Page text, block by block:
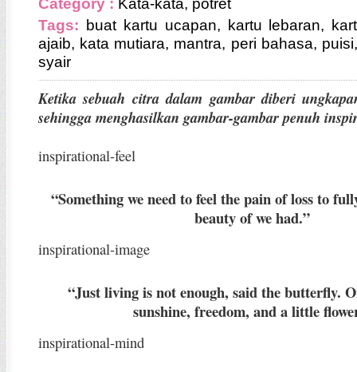
Category : Kata-kata, potret
Tags:
buat kartu ucapan, kartu lebaran,
ajaib, kata mutiara, mantra, peri bahasa, puisi
syair
Ketika sebuah citra dalam gambardiberi
sehingga menghasilkan gambar-gambar penuh
inspirational-feel
“Something we need to feel the pain of loss to
beauty of we had.”
inspirational-image
“Just living is not enough, said the butterfly.
sunshine, freedom, and a little
inspirational-mind